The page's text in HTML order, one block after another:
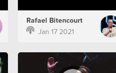
Rafael Bitencourt
Jan 17 2021